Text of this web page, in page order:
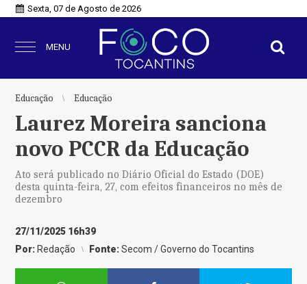
Sexta, 07 de Agosto de 2026
MENU
Educação Educação
Laurez Moreira sanciona
novo PCCR da Educação
Ato será publicado no Diário Oficial do Estado (DOE)
desta quinta-feira, 27, com efeitos financeiros no mês de
dezembro
27/11/2025 16h39
Por: Redação Fonte:Secom / Governo do Tocantins